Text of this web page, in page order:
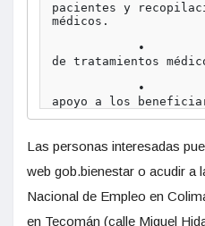
pacientes y
médicos.
de tratamientos
apoyo a los
Las personas interesadas
web gob.bienestar o acudir a
Nacional de Empleo en
en Tecomán (calle Miguel